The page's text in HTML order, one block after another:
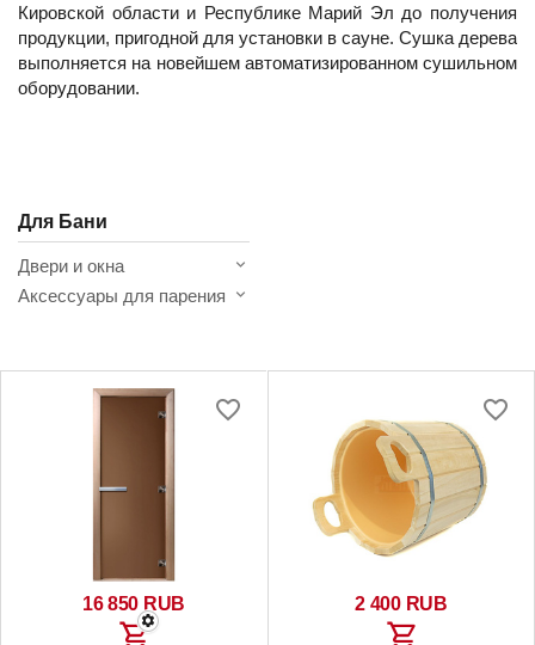
Кировской области и Республике Марий Эл до получения
продукции, пригодной для установки в сауне. Сушка дерева
выполняется на новейшем автоматизированном сушильном
оборудовании.
Для Бани
Двери и окна
Аксессуары для парения
16 850 RUB 2 400 RUB